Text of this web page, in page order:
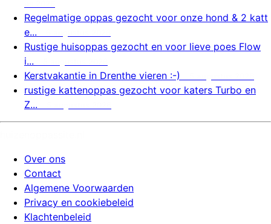
Regelmatige oppas gezocht voor onze hond & 2 katt
e...
Rustige huisoppas gezocht en voor lieve poes Flow
i...
Kerstvakantie in Drenthe vieren :-)
rustige kattenoppas gezocht voor katers Turbo en
Z...
Over ons
Contact
Algemene Voorwaarden
Privacy en cookiebeleid
Klachtenbeleid